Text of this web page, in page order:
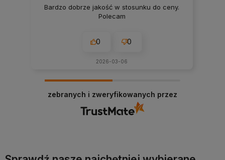
Bardzo dobrze jakość w stosunku do ceny.
Polecam
0 0
2026-03-06
zebranych i zweryfikowanych przez